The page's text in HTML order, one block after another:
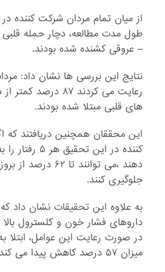
طول مدت مطالعه، دچار حمله
– عروقی کشنده شده بودند.
رعایت می کردند ۸۷
های قلبی مبتلا شده بودند.
این محققان همچنین دریافتند که
کننده در این
دهند ،می توانند تا
جلوگیری کنند.
به علاوه این تحقیقات نشان داد
داروهای فشار خون و کلسترول
در صورت رعایت این عوامل، ابتلا
میزان ۵۷ درصد کاهش پیدا می کند.